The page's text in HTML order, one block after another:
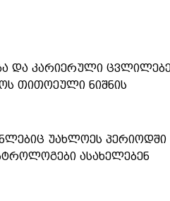
და კარიერული
თითოეული ნიშნის
უახლოეს პერიოდში
ასახელებენ